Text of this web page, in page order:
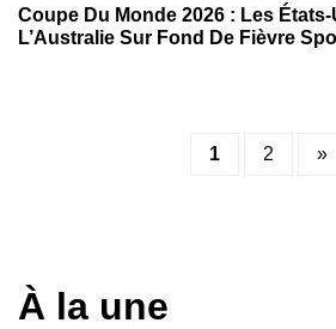
Coupe Du Monde 2026 : Les
L’Australie Sur Fond De Fièvre
1 2 »
À la une